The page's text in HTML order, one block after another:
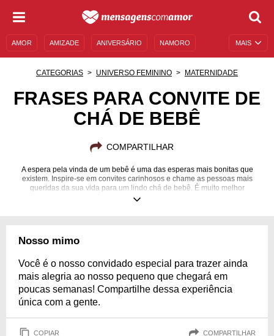
MAIS
AMOR AMIZADE ANIVERSÁRIO NAMORO
MENSAGENS E FRASES MENSAGENS DE ANIVERSÁRIO
CATEGORIAS UNIVERSO FEMININO MATERNIDADE
FRASES PARA CONVITE DE
CHÁ DE BEBÊ
COMPARTILHAR
A espera pela vinda de um bebê é uma das esperas mais bonitas que
existem. Inspire-se em convites carinhosos e chame as pessoas mais
queridas da sua vida para um lindo chá de bebê. É muito melhor
compartilhar essa ansiedade com aqueles que nos amam e nos querem
Nosso mimo
Você é o nosso convidado especial para trazer ainda
mais alegria ao nosso pequeno que chegará em
poucas semanas! Compartilhe dessa experiência
única com a gente.
COPIAR COMPARTILHAR